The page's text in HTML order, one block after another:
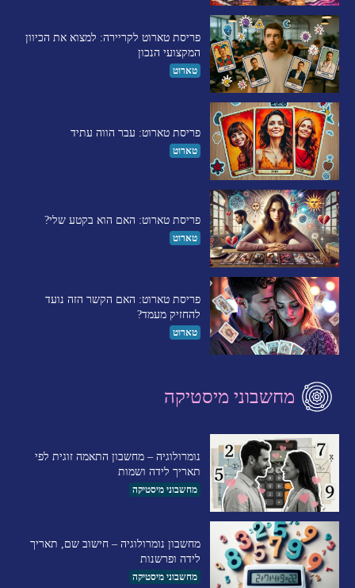
פריסת טארוט לקריירה: למצוא את הכיוון
המקצועי הנכון
טארוט
פריסת טארוט: עבר הווה עתיד
טארוט
פריסת טארוט: האם הוא בקטע שלי?
טארוט
פריסת טארוט: האם הקשר הזה נועד
להחזיק מעמד?
טארוט
מחשבוני מיסטיקה
נומרולוגיה – מחשבון התאמה זוגית לפי
תאריך לידה ושמות
מחשבוני מיסטיקה
מחשבון נומרולוגיה – חישוב שם, תאריך
לידה ופרשנות
מחשבוני מיסטיקה